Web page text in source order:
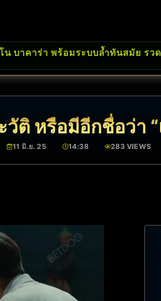
บาคาร่า พร้อมระบบล้ำทันสมัย รวด
วัติ หรือมีอีกชื่อว่า
11 มิ.ย. 25 14:38 283 VIEWS